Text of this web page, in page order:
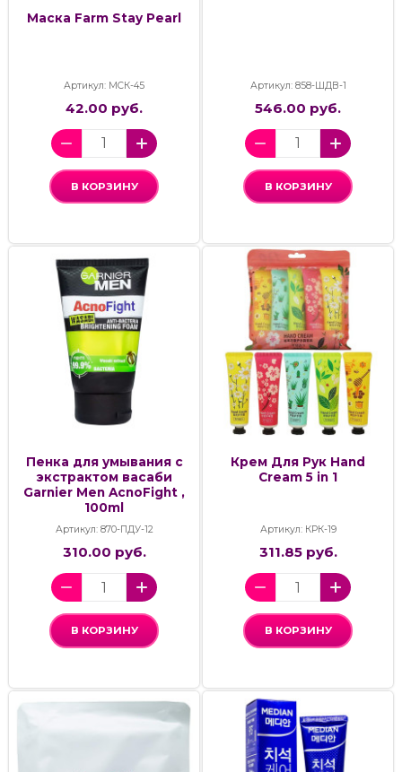
Маска Farm Stay Pearl
Артикул: МСК-45
42.00 руб.
В КОРЗИНУ
Артикул: 858-ШДВ-1
546.00 руб.
В КОРЗИНУ
Пенка для умывания с
экстрактом васаби
Garnier Men AcnoFight ,
100ml
Артикул: 870-ПДУ-12
310.00 руб.
В КОРЗИНУ
Крем Для Рук Hand
Cream 5 in 1
Артикул: КРК-19
311.85 руб.
В КОРЗИНУ